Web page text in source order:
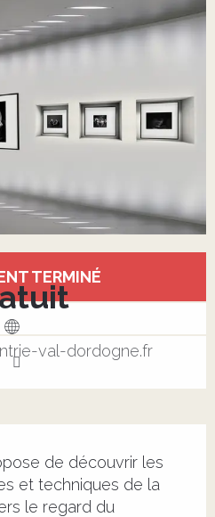
TERMINÉ
val-dordogne.fr
de découvrir les
et techniques de la
le regard du